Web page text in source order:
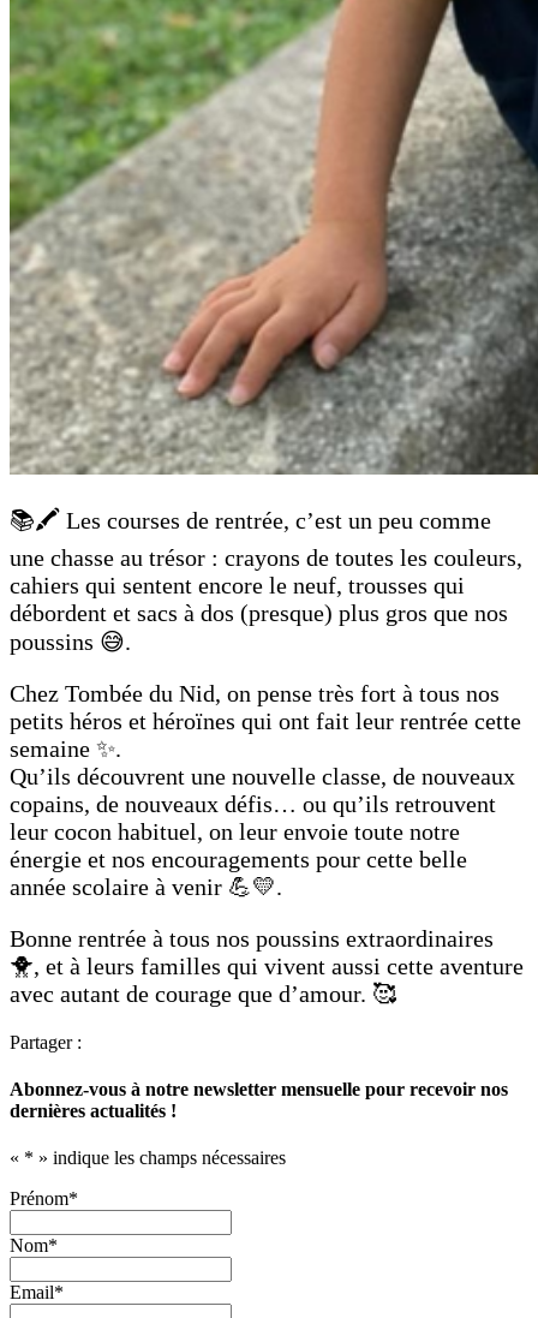
📚🖍️ Les courses de rentrée, c’est un peu comme
une chasse au trésor : crayons de toutes les couleurs,
cahiers qui sentent encore le neuf, trousses qui
débordent et sacs à dos (presque) plus gros que nos
poussins 😅.
Chez Tombée du Nid, on pense très fort à tous nos
petits héros et héroïnes qui ont fait leur rentrée cette
semaine ✨.
Qu’ils découvrent une nouvelle classe, de nouveaux
copains, de nouveaux défis… ou qu’ils retrouvent
leur cocon habituel, on leur envoie toute notre
énergie et nos encouragements pour cette belle
année scolaire à venir 💪💛.
Bonne rentrée à tous nos poussins extraordinaires
🐥, et à leurs familles qui vivent aussi cette aventure
avec autant de courage que d’amour. 🥰
Partager :
Abonnez-vous à notre newsletter mensuelle pour recevoir nos
dernières actualités !
« * » indique les champs nécessaires
Prénom*
Nom*
Email*